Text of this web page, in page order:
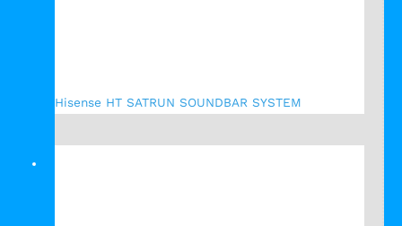
Hisense HT SATRUN SOUNDBAR SYSTEM